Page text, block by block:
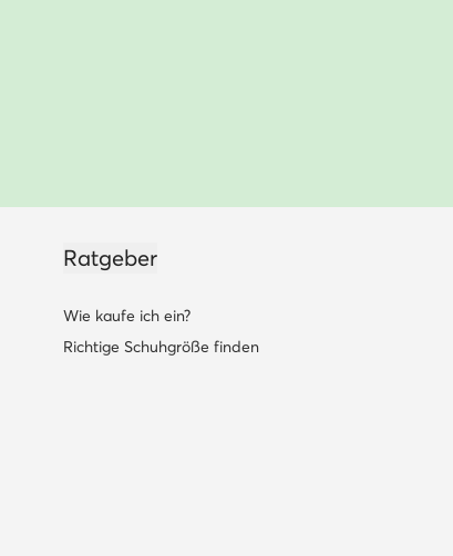
Ratgeber
Wie kaufe ich ein?
Richtige Schuhgröße finden